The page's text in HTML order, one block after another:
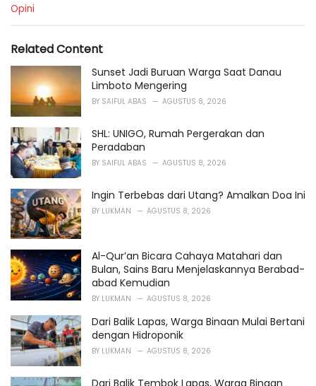
C
e
o
r
i
e
:
Opini
Related Content
Sunset Jadi Buruan Warga Saat Danau
Limboto Mengering
BY SAIFUL ABAS AGUSTUS 8, 2026
SHL: UNIGO, Rumah Pergerakan dan
Peradaban
BY SAIFUL ABAS AGUSTUS 8, 2026
Ingin Terbebas dari Utang? Amalkan Doa Ini
BY LUKMAN AGUSTUS 8, 2026
Al-Qur’an Bicara Cahaya Matahari dan
Bulan, Sains Baru Menjelaskannya Berabad-
abad Kemudian
BY LUKMAN AGUSTUS 8, 2026
Dari Balik Lapas, Warga Binaan Mulai Bertani
dengan Hidroponik
BY LUKMAN AGUSTUS 8, 2026
Dari Balik Tembok Lapas, Warga Binaan